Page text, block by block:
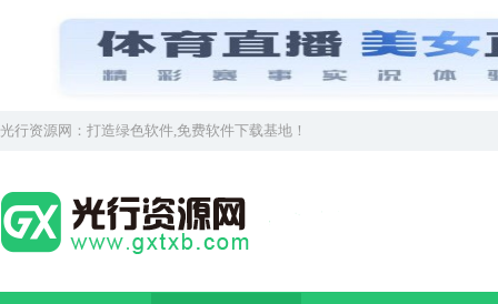
光行资源网：打造绿色软件,免费软件下载基地！